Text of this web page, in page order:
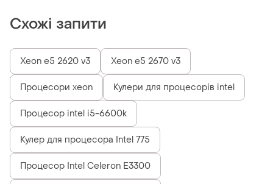
Схожі запити
Xeon e5 2620 v3 Xeon e5 2670 v3
Процесори xeon Кулери для процесорів intel
Процесор intel i5-6600k
Кулер для процесора Intel 775
Процесор Intel Celeron E3300